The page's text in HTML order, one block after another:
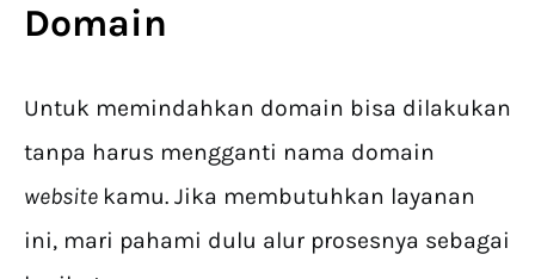
Domain
Untuk memindahkan domain bisa dilakukan
tanpa harus mengganti nama domain
website kamu. Jika membutuhkan layanan
ini, mari pahami dulu alur prosesnya sebagai